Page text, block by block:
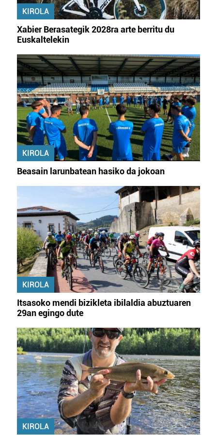
irakurri
KIROLA
Xabier Berasategik 2028ra arte berritu du
Euskaltelekin
KIROLA
Beasain larunbatean hasiko da jokoan
KIROLA
Itsasoko mendi bizikleta ibilaldia abuztuaren
29an egingo dute
KIROLA